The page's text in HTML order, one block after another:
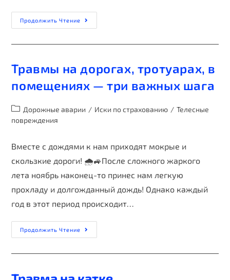
Продолжить Чтение
Травмы на дорогах, тротуарах, в
помещениях — три важных шага
Дорожные аварии / Иски по страхованию / Телесные
повреждения
Вместе с дождями к нам приходят мокрые и
скользкие дороги! 🌧️🚙После сложного жаркого
лета ноябрь наконец-то принес нам легкую
прохладу и долгожданный дождь! Однако каждый
год в этот период происходит…
Продолжить Чтение